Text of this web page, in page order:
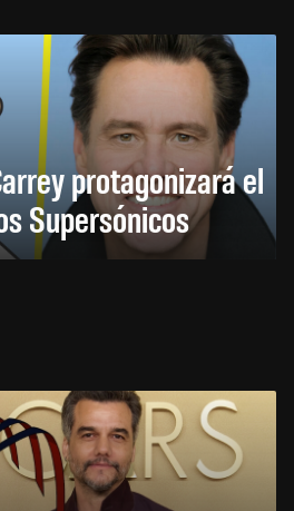
protagonizará el
Supersónicos